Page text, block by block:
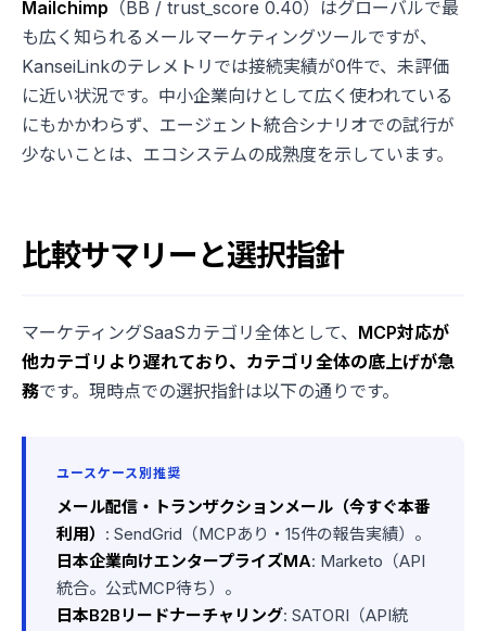
Mailchimp （BB / trust_score 0.40）はグローバルで最
も広く知られるメールマーケティングツールですが、
KanseiLinkのテレメトリでは接続実績が0件で、未評価
に近い状況です。中小企業向けとして広く使われている
にもかかわらず、エージェント統合シナリオでの試行が
少ないことは、エコシステムの成熟度を示しています。
比較サマリーと選択指針
マーケティングSaaSカテゴリ全体として、 MCP対応が
他カテゴリより遅れており、カテゴリ全体の底上げが急
務です。現時点での選択指針は以下の通りです。
ユースケース別推奨
メール配信・トランザクションメール（今すぐ本番
利用） : SendGrid（MCPあり・15件の報告実績）。
日本企業向けエンタープライズMA: Marketo（API
統合。公式MCP待ち）。
日本B2Bリードナーチャリング: SATORI（API統